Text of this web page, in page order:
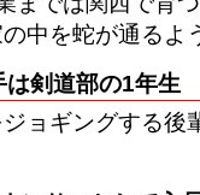
中を蛇が通るよ
剣道部の1年生
ョギングする後